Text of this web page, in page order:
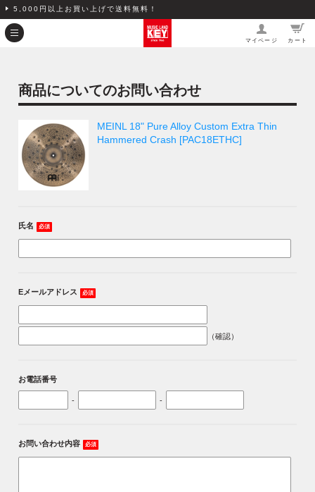
5,000円以上お買い上げで送料無料！
マイページ カート
商品についてのお問い合わせ
MEINL 18" Pure Alloy Custom Extra Thin
Hammered Crash [PAC18ETHC]
氏名 必須
Eメールアドレス 必須
（確認）
お電話番号
- -
お問い合わせ内容 必須